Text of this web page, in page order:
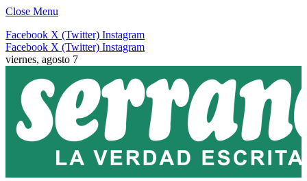
Close Menu
Facebook X (Twitter) Instagram
Facebook X (Twitter) Instagram
viernes, agosto 7